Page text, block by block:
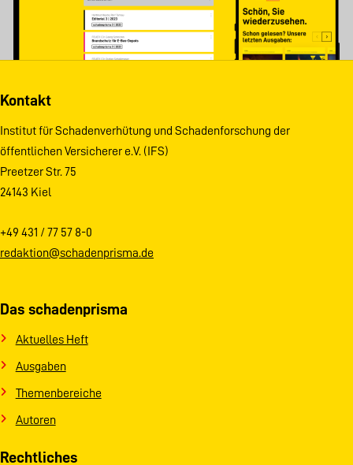
Kontakt
Institut für Schadenverhütung und Schadenforschung der
öffentlichen Versicherer e.V. (IFS)
Preetzer Str. 75
24143 Kiel
+49 431 / 77 57 8-0
redaktion@schadenprisma.de
Das schadenprisma
Aktuelles Heft
Ausgaben
Themenbereiche
Autoren
Rechtliches